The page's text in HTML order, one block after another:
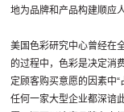
地为品牌和产品构建顺应
美国色彩研究中心曾经在
的过程中，色彩是决定消
定顾客购买意愿的因素中
任何一家大型企业都深谙